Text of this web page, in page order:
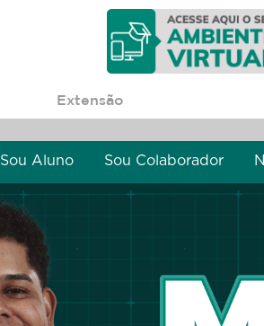
Extensão
Sou Aluno Sou Colaborador